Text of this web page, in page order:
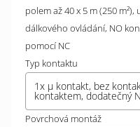
polem až 40 x 5 m (250
dálkového ovládání, NO
pomocí NC
Typ kontaktu
1x µ kontakt, bez
kontaktem, dodatečný
Povrchová montáž